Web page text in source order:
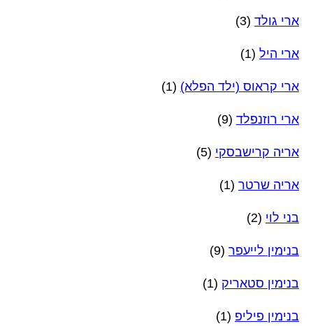
ארי גולד (3)
ארי היל (1)
ארי קראוס (ילד הפלא) (1)
ארי רוזנפלד (9)
אריה קרישבסקי (5)
אריה שרטר (1)
בני לוי (2)
בנימין לייעפר (9)
בנימין סטאריק (1)
בנימין פיליפ (1)